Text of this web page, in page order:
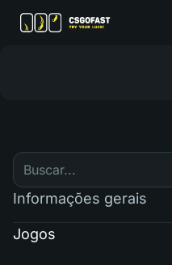
Informações gerais
Jogos